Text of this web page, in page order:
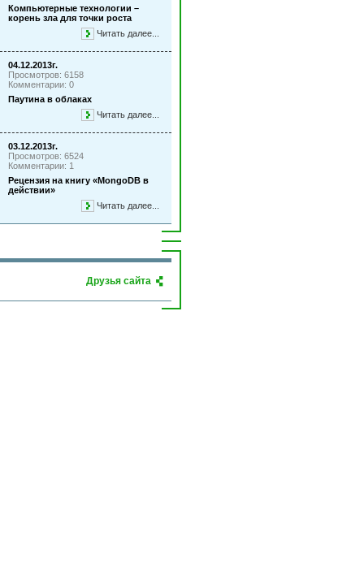
Компьютерные технологии –
корень зла для точки роста
Читать далее...
04.12.2013г.
Просмотров: 6158
Комментарии: 0
Паутина в облаках
Читать далее...
03.12.2013г.
Просмотров: 6524
Комментарии: 1
Рецензия на книгу «MongoDB в
действии»
Читать далее...
Друзья сайта